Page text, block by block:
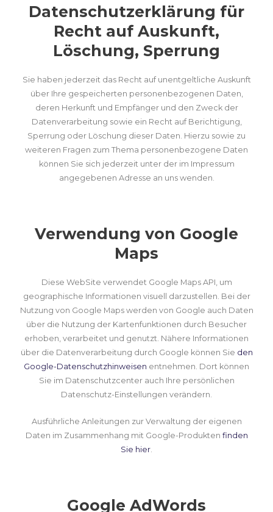
Datenschutzerklärung für
Recht auf Auskunft,
Löschung, Sperrung
Sie haben jederzeit das Recht auf unentgeltliche Auskunft
über Ihre gespeicherten personenbezogenen Daten,
deren Herkunft und Empfänger und den Zweck der
Datenverarbeitung sowie ein Recht auf Berichtigung,
Sperrung oder Löschung dieser Daten. Hierzu sowie zu
weiteren Fragen zum Thema personenbezogene Daten
können Sie sich jederzeit unter der im Impressum
angegebenen Adresse an uns wenden.
Verwendung von Google
Maps
Diese WebSite verwendet Google Maps API, um
geographische Informationen visuell darzustellen. Bei der
Nutzung von Google Maps werden von Google auch Daten
über die Nutzung der Kartenfunktionen durch Besucher
erhoben, verarbeitet und genutzt. Nähere Informationen
über die Datenverarbeitung durch Google können Sie den
Google-Datenschutzhinweisen entnehmen. Dort können
Sie im Datenschutzcenter auch Ihre persönlichen
Datenschutz-Einstellungen verändern.
Ausführliche Anleitungen zur Verwaltung der eigenen
Daten im Zusammenhang mit Google-Produkten finden
Sie hier
Google AdWords